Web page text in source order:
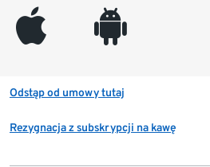
appleinc android
Odstąp od umowy tutaj
Rezygnacja z subskrypcji na kawę